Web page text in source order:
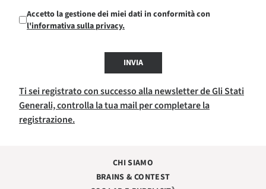
Accetto la gestione dei miei dati in conformità con
l'informativa sulla privacy.
INVIA
Ti sei registrato con successo alla newsletter de Gli Stati
Generali, controlla la tua mail per completare la
registrazione.
CHI SIAMO
BRAINS & CONTEST